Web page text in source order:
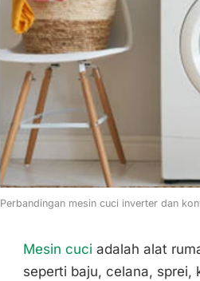
Perbandingan mesin cuci inverter dan
Mesin cuci adalah alat
seperti baju, celana, sprei,